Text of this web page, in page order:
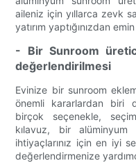
aileniz için yıllarca zevk
yatırım yaptığınızdan
- Bir Sunroom
değerlendirilmesi
Evinize bir sunroom
önemli kararlardan biri
birçok seçenekle,
kılavuz, bir
ihtiyaçlarınız için en iyi
değerlendirmenize